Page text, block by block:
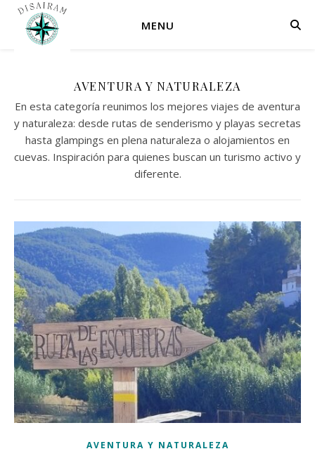
MENU
AVENTURA Y NATURALEZA
En esta categoría reunimos los mejores viajes de aventura
y naturaleza: desde rutas de senderismo y playas secretas
hasta glampings en plena naturaleza o alojamientos en
cuevas. Inspiración para quienes buscan un turismo activo y
diferente.
AVENTURA Y NATURALEZA